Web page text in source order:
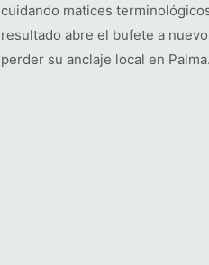
cuidando matices
resultado abre el bufete a
perder su anclaje local en Palma.